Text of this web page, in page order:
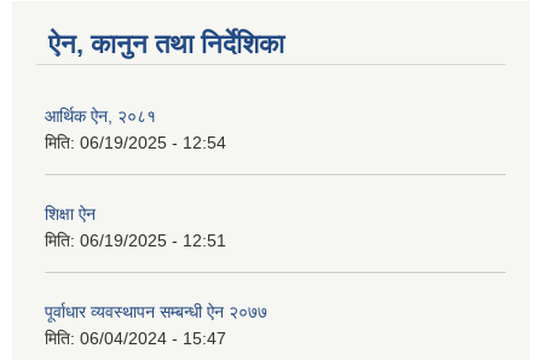
ऐन, कानुन तथा निर्देशिका
आर्थिक ऐन, २०८१
मिति: 06/19/2025 - 12:54
शिक्षा ऐन
मिति: 06/19/2025 - 12:51
पूर्वाधार व्यवस्थापन सम्बन्धी ऐन २०७७
मिति: 06/04/2024 - 15:47